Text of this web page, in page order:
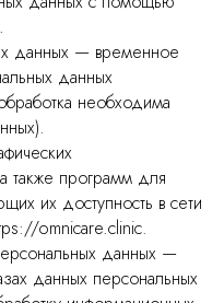
данных — временное
данных
необходима
также программ для
их доступность в сети
omnicare.clinic.
данных —
данных персональных